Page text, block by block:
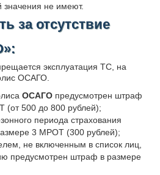
значения не имеют.
за отсутствие
эксплуатация ТС, на
ОСАГО.
ОСАГОпредусмотрен штраф
(от 500 до 800 рублей);
периода страхования
3 МРОТ (300 рублей);
не включенным в список лиц,
предусмотрен штраф в размере